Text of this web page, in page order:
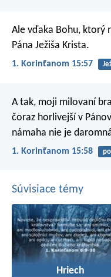
Ale vďaka Bohu, ktorý
Pána Ježiša Krista.
1. Korinťanom 15:57
A tak, moji milovaní
čoraz horlivejší v
námaha nie je
1. Korinťanom 15:58
Súvisiace témy
Hriech